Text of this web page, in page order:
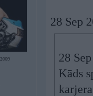
28 Sep
28
Kāds